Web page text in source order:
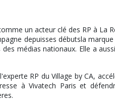
un acteur clé des RP à La
depuisses débutsla
médias nationaux. Elle a
RP du Village by CA,
à Vivatech Paris et